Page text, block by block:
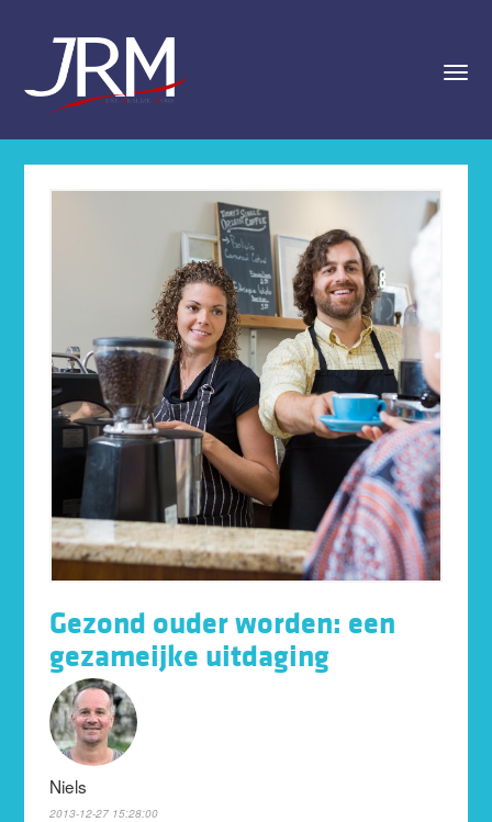
Gezond ouder worden: een
gezameijke uitdaging
Niels
2013-12-27 15:28:00